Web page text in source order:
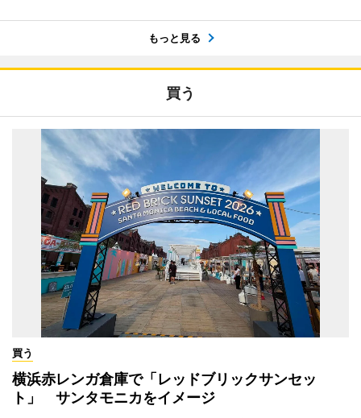
もっと見る
買う
買う
横浜赤レンガ倉庫で「レッドブリックサンセッ
ト」 サンタモニカをイメージ